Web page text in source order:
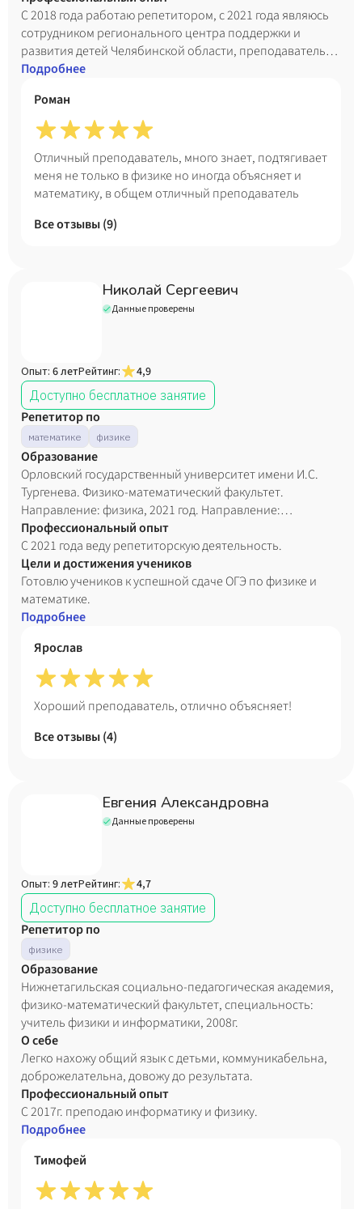
С 2018 года работаю репетитором, с 2021 года являюсь
сотрудником регионального центра поддержки и
развития детей Челябинской области, преподаватель
выездных смен.
Подробнее
Роман
Отличный преподаватель, много знает, подтягивает
меня не только в физике но иногда объясняет и
математику, в общем отличный преподаватель
Все отзывы (9)
Николай Сергеевич
Данные проверены
Опыт: 6 летРейтинг:
4,9
Доступно бесплатное занятие
Репетитор по
математике физике
Образование
Орловский государственный университет имени И.С.
Тургенева. Физико-математический факультет.
Направление: физика, 2021 год. Направление:
математика, 2023 год.
Профессиональный опыт
С 2021 года веду репетиторскую деятельность.
Цели и достижения учеников
Готовлю учеников к успешной сдаче ОГЭ по физике и
математике.
Подробнее
Ярослав
Хороший преподаватель, отлично объясняет!
Все отзывы (4)
Евгения Александровна
Данные проверены
Опыт: 9 летРейтинг:
4,7
Доступно бесплатное занятие
Репетитор по
физике
Образование
Нижнетагильская социально-педагогическая академия,
физико-математический факультет, специальность:
учитель физики и информатики, 2008г.
О себе
Легко нахожу общий язык с детьми, коммуникабельна,
доброжелательна, довожу до результата.
Профессиональный опыт
С 2017г. преподаю информатику и физику.
Подробнее
Тимофей